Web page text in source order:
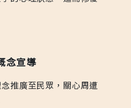
念宣導
推廣至民眾，關心周遭